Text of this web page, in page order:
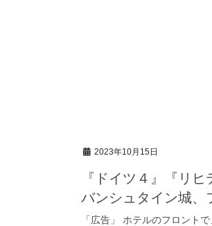
2023年10月15日
『ドイツ４』『リ
バンシュタイン城、
「広告」 ホテルのフロント